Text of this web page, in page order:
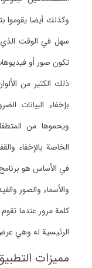
وكذلك أيضا
سهل في الوقت الذي
تكون صور أو
ذلك الكثير من
بإخفاء البيانات
ويحموها من
الخاصة بالإخفاء
في الأساس هو
والأسماء والصور
كلمة مرور عندما
الرئيسية له وهي
مميزات